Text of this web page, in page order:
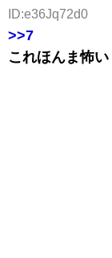
ID:e36Jq72d0
>>7
これほんま怖い